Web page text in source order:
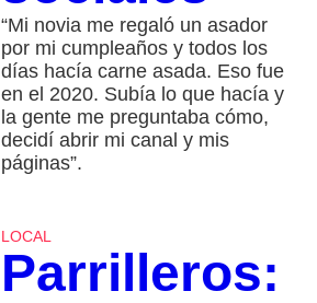
“Mi novia me regaló un asador
por mi cumpleaños y todos los
días hacía carne asada. Eso fue
en el 2020. Subía lo que hacía y
la gente me preguntaba cómo,
decidí abrir mi canal y mis
páginas”.
LOCAL
Parrilleros: